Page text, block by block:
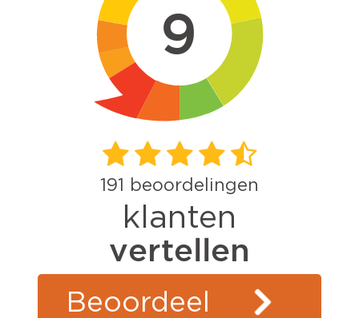
9
191 beoordelingen
klanten
vertellen
Beoordeel